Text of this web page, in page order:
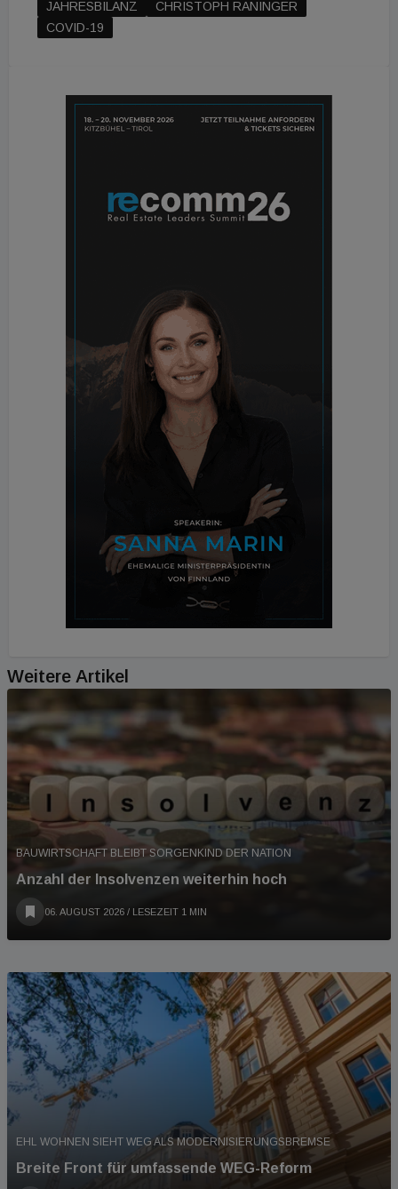
JAHRESBILANZ
CHRISTOPH RANINGER
COVID-19
Weitere Artikel
BAUWIRTSCHAFT BLEIBT SORGENKIND DER NATION
Anzahl der Insolvenzen weiterhin hoch
06. AUGUST 2026 / LESEZEIT 1 MIN
EHL WOHNEN SIEHT WEG ALS MODERNISIERUNGSBREMSE
Breite Front für umfassende WEG-Reform